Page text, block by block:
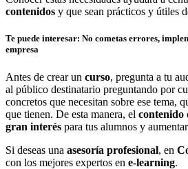
contenidos y que sean prácticos y útiles
Te puede interesar: No cometas errores,
empresa
Antes de crear un curso, pregunta a tu
al público destinatario preguntando por
concretos que necesitan sobre ese tema,
que tienen. De esta manera, el contenido
gran interés para tus alumnos y
Si deseas una asesoría profesional, en
con los mejores expertos en e-learning.